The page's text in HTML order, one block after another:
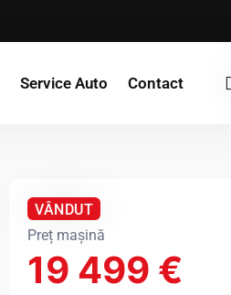
Service Auto Contact
VÂNDUT
Preț mașină
19 499 €